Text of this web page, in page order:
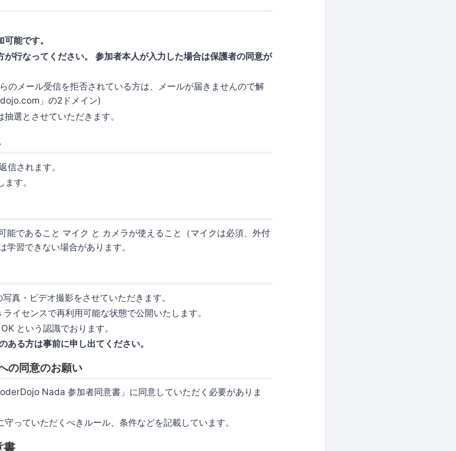
能です。
行なってください。
参加者本人が入力した場合は保護者の同意が
のメール受信を拒否されている方は、メールが届きませんので解
」の2ドメイン)
選とさせていただきます。
信されます。
す。
能であること マイク と カメラが使えること（マイクは必須、外付
習できない場合があります。
真・ビデオ撮影をさせていただきます。
イセンスで再利用可能な状態で公開いたします。
という認識でおります。
ある方は事前に申し出てください。
の同意のお願い
Nada 参加者同意書」に同意していただく必要がありま
っていただくべきルール、条件などを記載しています。
書